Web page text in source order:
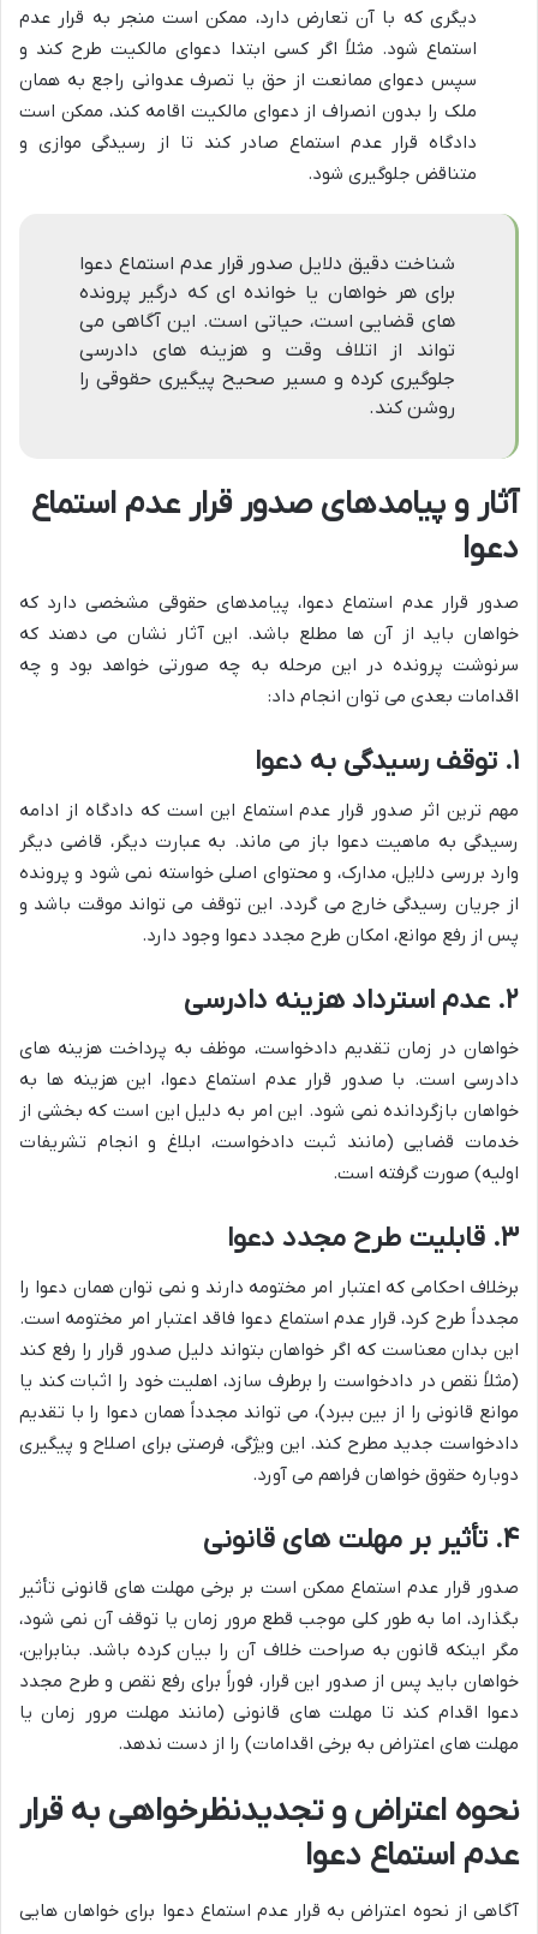
دیگری که با آن تعارض دارد، ممکن است منجر به قرار عدم
استماع شود. مثلاً اگر کسی ابتدا دعوای مالکیت طرح کند و
سپس دعوای ممانعت از حق یا تصرف عدوانی راجع به همان
ملک را بدون انصراف از دعوای مالکیت اقامه کند، ممکن است
دادگاه قرار عدم استماع صادر کند تا از رسیدگی موازی و
متناقض جلوگیری شود.
شناخت دقیق دلایل صدور قرار عدم استماع دعوا
برای هر خواهان یا خوانده ای که درگیر پرونده
های قضایی است، حیاتی است. این آگاهی می
تواند از اتلاف وقت و هزینه های دادرسی
جلوگیری کرده و مسیر صحیح پیگیری حقوقی را
روشن کند.
آثار و پیامدهای صدور قرار عدم استماع
دعوا
صدور قرار عدم استماع دعوا، پیامدهای حقوقی مشخصی دارد که
خواهان باید از آن ها مطلع باشد. این آثار نشان می دهند که
سرنوشت پرونده در این مرحله به چه صورتی خواهد بود و چه
اقدامات بعدی می توان انجام داد:
۱. توقف رسیدگی به دعوا
مهم ترین اثر صدور قرار عدم استماع این است که دادگاه از ادامه
رسیدگی به ماهیت دعوا باز می ماند. به عبارت دیگر، قاضی دیگر
وارد بررسی دلایل، مدارک، و محتوای اصلی خواسته نمی شود و پرونده
از جریان رسیدگی خارج می گردد. این توقف می تواند موقت باشد و
پس از رفع موانع، امکان طرح مجدد دعوا وجود دارد.
۲. عدم استرداد هزینه دادرسی
خواهان در زمان تقدیم دادخواست، موظف به پرداخت هزینه های
دادرسی است. با صدور قرار عدم استماع دعوا، این هزینه ها به
خواهان بازگردانده نمی شود. این امر به دلیل این است که بخشی از
خدمات قضایی (مانند ثبت دادخواست، ابلاغ و انجام تشریفات
اولیه) صورت گرفته است.
۳. قابلیت طرح مجدد دعوا
برخلاف احکامی که اعتبار امر مختومه دارند و نمی توان همان دعوا را
مجدداً طرح کرد، قرار عدم استماع دعوا فاقد اعتبار امر مختومه است.
این بدان معناست که اگر خواهان بتواند دلیل صدور قرار را رفع کند
(مثلاً نقص در دادخواست را برطرف سازد، اهلیت خود را اثبات کند یا
موانع قانونی را از بین ببرد)، می تواند مجدداً همان دعوا را با تقدیم
دادخواست جدید مطرح کند. این ویژگی، فرصتی برای اصلاح و پیگیری
دوباره حقوق خواهان فراهم می آورد.
۴. تأثیر بر مهلت های قانونی
صدور قرار عدم استماع ممکن است بر برخی مهلت های قانونی تأثیر
بگذارد، اما به طور کلی موجب قطع مرور زمان یا توقف آن نمی شود،
مگر اینکه قانون به صراحت خلاف آن را بیان کرده باشد. بنابراین،
خواهان باید پس از صدور این قرار، فوراً برای رفع نقص و طرح مجدد
دعوا اقدام کند تا مهلت های قانونی (مانند مهلت مرور زمان یا
مهلت های اعتراض به برخی اقدامات) را از دست ندهد.
نحوه اعتراض و تجدیدنظرخواهی به قرار
عدم استماع دعوا
آگاهی از نحوه اعتراض به قرار عدم استماع دعوا برای خواهان هایی